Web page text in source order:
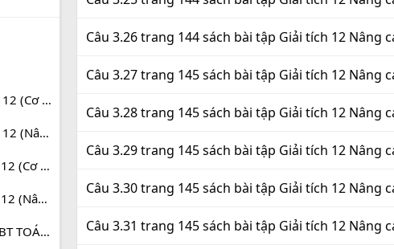
Giải bài tập SGK Toán 12 (Cơ bản)
Giải bài tập SGK Toán 12 (Nâng cao)
Giải bài tập SBT Toán 12 (Cơ bản)
Giải bài tập SBT Toán 12 (Nâng cao)
PHẦN GIẢI TÍCH - SBT TOÁN 12 (NÂNG CAO)
Câu 3.26 trang 144 sách bài tập Giải tích 12 Nâng
Câu 3.27 trang 145 sách bài tập Giải tích 12 Nâng
Câu 3.28 trang 145 sách bài tập Giải tích 12 Nâng
Câu 3.29 trang 145 sách bài tập Giải tích 12 Nâng
Câu 3.30 trang 145 sách bài tập Giải tích 12 Nâng
Câu 3.31 trang 145 sách bài tập Giải tích 12 Nâng